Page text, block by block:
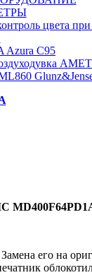
цвета при
Azura C95
его на